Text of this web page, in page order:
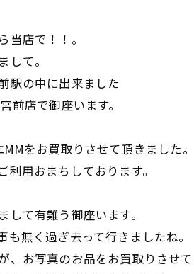
当店で！！。
して。
駅の中に出来ました
前店で御座います。
をお買取りさせて頂きました。
用おまちしております。
て有難う御座います。
無く過ぎ去って行きましたね。
、お写真のお品をお買取りさせて